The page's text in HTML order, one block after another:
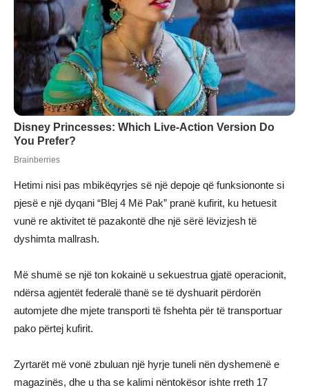
Hetimi nisi pas mbikëqyrjes së një depoje që funksiononte si
pjesë e një dyqani “Blej 4 Më Pak” pranë kufirit, ku hetuesit
vunë re aktivitet të pazakontë dhe një sërë lëvizjesh të
dyshimta mallrash.
Më shumë se një ton kokainë u sekuestrua gjatë operacionit,
ndërsa agjentët federalë thanë se të dyshuarit përdorën
automjete dhe mjete transporti të fshehta për të transportuar
pako përtej kufirit.
Zyrtarët më vonë zbuluan një hyrje tuneli nën dyshemenë e
magazinës, dhe u tha se kalimi nëntokësor ishte rreth 17